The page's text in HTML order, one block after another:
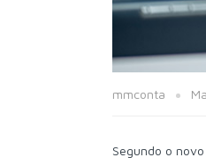
mmconta
Segundo o